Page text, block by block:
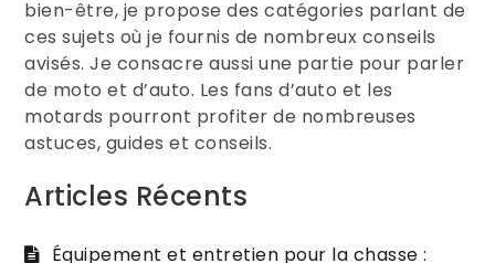
bien-être, je propose des catégories parlant de
ces sujets où je fournis de nombreux conseils
avisés. Je consacre aussi une partie pour parler
de moto et d’auto. Les fans d’auto et les
motards pourront profiter de nombreuses
astuces, guides et conseils.
Articles Récents
Équipement et entretien pour la chasse :